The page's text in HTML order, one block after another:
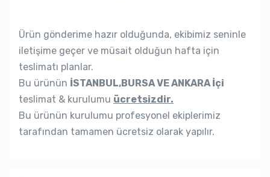
Ürün gönderime hazır olduğunda, ekibimiz seninle
iletişime geçer ve müsait olduğun hafta için
teslimatı planlar.
Bu ürünün İSTANBUL,BURSA VE ANKARA İçi
teslimat & kurulumu ücretsizdir.
Bu ürünün kurulumu profesyonel ekiplerimiz
tarafından tamamen ücretsiz olarak yapılır.